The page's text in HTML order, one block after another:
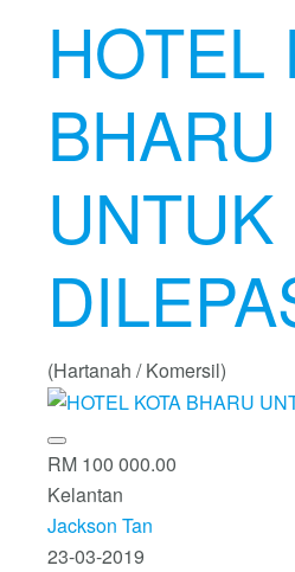
HOTEL
BHARU
UNTUK
(Hartanah / Komersil)
RM 100 000.00
Kelantan
Jackson Tan
23-03-2019